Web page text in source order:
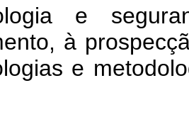
e
à
e